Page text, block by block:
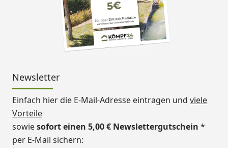
Newsletter
Einfach hier die E-Mail-Adresse eintragen und viele
Vorteile
sowiesofort einen 5,00 € Newslettergutschein *
per E-Mail sichern: